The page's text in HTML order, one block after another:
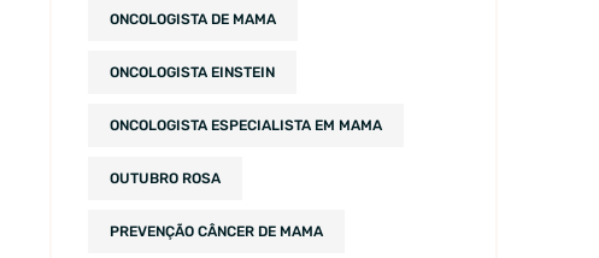
ONCOLOGISTA DE MAMA
ONCOLOGISTA EINSTEIN
ONCOLOGISTA ESPECIALISTA EM MAMA
OUTUBRO ROSA
PREVENÇÃO CÂNCER DE MAMA